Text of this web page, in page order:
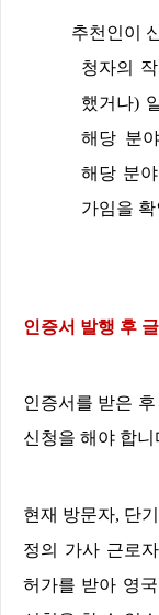
추천인이
청자의
했거나)
해당 분
해당 분
가임을
인증서 발행 후
인증서를 받은
신청을 해야 합니
현재 방문자, 단
정의 가사 근로
허가를 받아 영